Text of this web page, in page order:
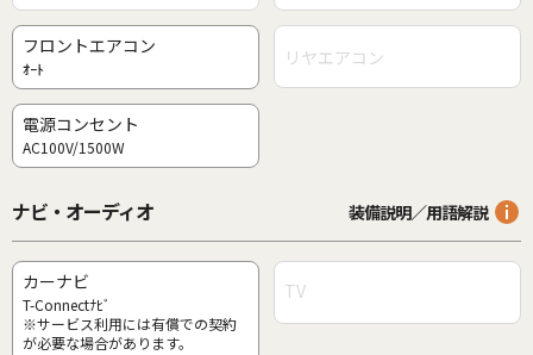
フロントエアコン
ｵｰﾄ リヤエアコン
電源コンセント
AC100V/1500W
ナビ・オーディオ 装備説明／用語解説
カーナビ
T-Connectﾅﾋﾞ
※サービス利用には有償での契約
が必要な場合があります。
TV